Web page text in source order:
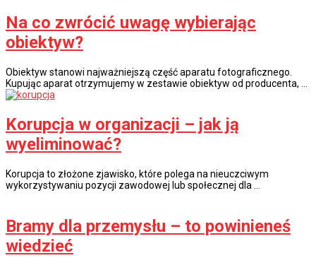
Na co zwrócić uwagę wybierając
obiektyw?
Obiektyw stanowi najważniejszą część aparatu fotograficznego.
Kupując aparat otrzymujemy w zestawie obiektyw od producenta, …
Korupcja w organizacji – jak ją
wyeliminować?
Korupcja to złożone zjawisko, które polega na nieuczciwym
wykorzystywaniu pozycji zawodowej lub społecznej dla …
Bramy dla przemysłu – to powinieneś
wiedzieć